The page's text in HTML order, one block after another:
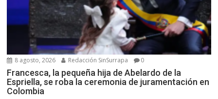
8 agosto, 2026 Redacción SinSurrapa 0
Francesca, la pequeña hija de Abelardo de la
Espriella, se roba la ceremonia de juramentación en
Colombia